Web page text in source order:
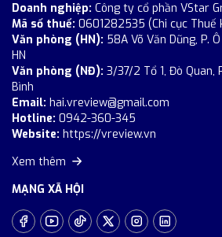
Doanh nghiệp: Công ty cổ phần VStar
Mã số thuế: 0601282535 (Chi cục Thuế
Văn phòng (HN): 58A Võ Văn Dũng, P.
HN
Văn phòng (NĐ): 3/37/2 Tổ 1, Đò Quan,
Bình
Email: hai.vreview@gmail.com
Hotline: 0942-360-345
Website: https://vreview.vn
Xem thêm
MẠNG XÃ HỘI